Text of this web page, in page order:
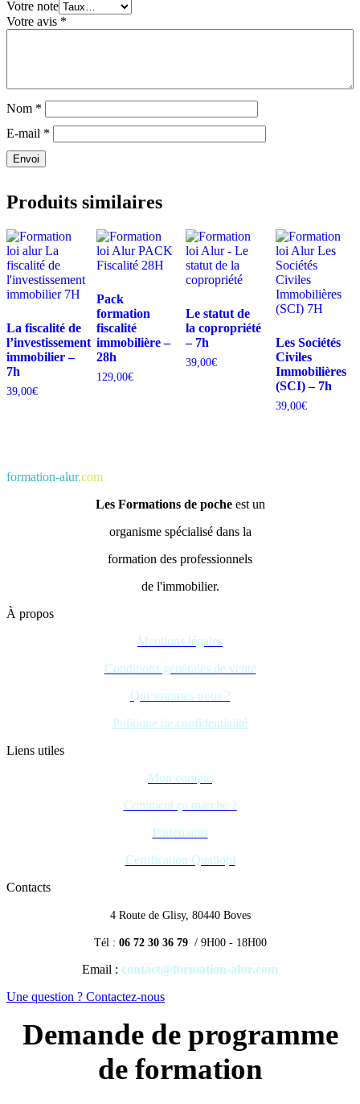
Votre note
Votre avis *
Nom *
E-mail *
Envoi
Produits similaires
La fiscalité de
l’investissement
immobilier –
7h
39,00€
Pack
formation
fiscalité
immobilière –
28h
129,00€
Le statut de
la copropriété
– 7h
39,00€
Les Sociétés
Civiles
Immobilières
(SCI) – 7h
39,00€
formation-alur.com
Les Formations de pocheest un
organisme spécialisé dans la
formation des professionnels
de l'immobilier.
À propos
Mentions légales
Conditions générales de vente
Qui sommes-nous ?
Politique de confidentialité
Liens utiles
Mon compte
Comment ça marche ?
Partenaires
Certification Qualiopi
Contacts
4 Route de Glisy, 80440 Boves
Tél : 06 72 30 36 79 / 9H00 - 18H00
Email : contact@formation-alur.com
Une question ? Contactez-nous
Demande de programme
de formation